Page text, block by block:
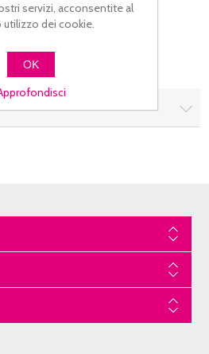
servizi, acconsentite al
dei cookie.
OK